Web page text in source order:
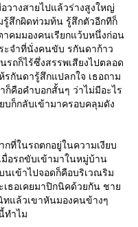
วางสายไปแล้วร่างสูงใหญ่
รู้สึกผิดท่วมท้น รู้สึกตัวอีกทีก็
คมมองคนเรียกแว้บหนึ่งก่อน
ะจำที่นั่งคนขับ รกันดาก้าว
รถก็ไร้ซึ่งสรรพเสียงไปตลอด
กันดารู้สึกแปลกใจ เธอถาม
ก็คือคำบอกสั้นๆ ว่าไม่มีอะไร
บก็กลับเข้ามาครอบคลุมดัง
กที่ในรถตกอยู่ในความเงียบ
มื่อรถขับเข้ามาในหมู่บ้าน
เข้าไปจอดก็คือบริเวณริม
ธอเคยมาปิกนิคด้วยกัน ชาย
แล้วเขาหันมองคนข้างๆ
ทำไม